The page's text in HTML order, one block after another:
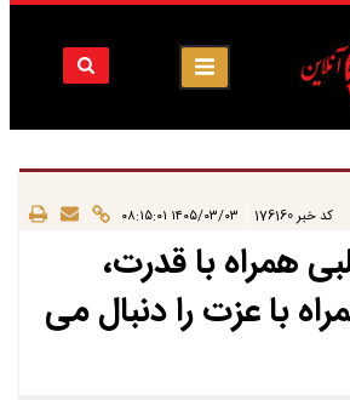
کد خبر 176160 ۱۴۰۵/۰۳/۰۳ ۰۸:۱۵:۰۱
همراه با قدرت،
با عزت را دنبال می